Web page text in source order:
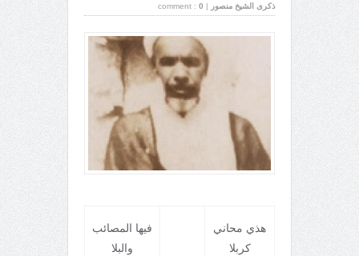
ذكرى الشيخ منصور
|
comment : 0
هذي محاني
کربلا
فيها المصائب
والبلا